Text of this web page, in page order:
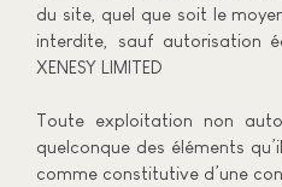
du site, quel que soit le
interdite, sauf autorisation
XENESY LIMITED
Toute exploitation non
quelconque des éléments
comme constitutive d’une